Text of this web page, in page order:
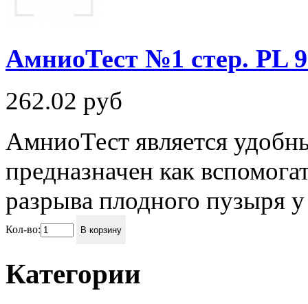
АмниоТест №1 стер. PL
262.02 руб
АмниоТест является
предназначен как
разрыва плодного пузыря
Кол-во: В корзину
Категории